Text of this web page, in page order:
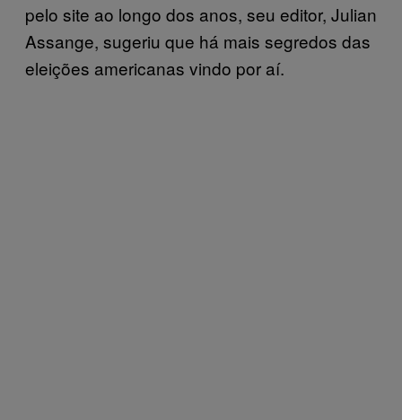
pelo site ao longo dos anos, seu editor, Julian
Assange, sugeriu que há mais segredos das
eleições americanas vindo por aí.